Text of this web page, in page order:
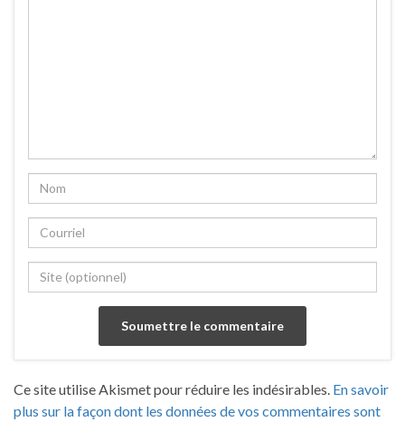
Ce site utilise Akismet pour réduire les indésirables. En savoir
plus sur la façon dont les données de vos commentaires sont